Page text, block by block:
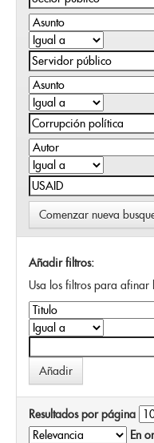
Comenzar nueva
Añadir filtros:
Usa los filtros para afinar
Resultados por página
En